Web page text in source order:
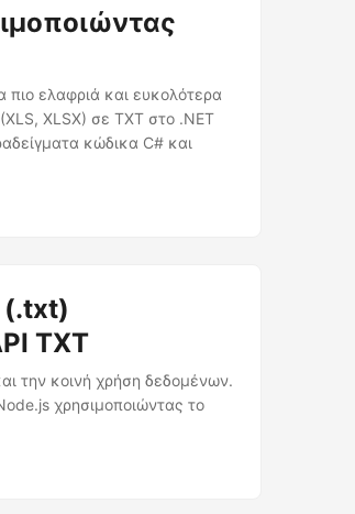
ελαφριά και ευκολότερα
XLSX) σε TXT στο .NET
κώδικα C# και
(.txt)
TXT
την κοινή χρήση δεδομένων.
χρησιμοποιώντας το